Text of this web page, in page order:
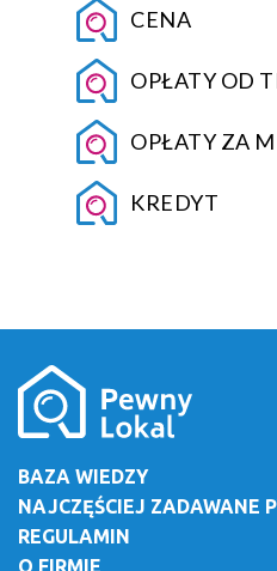
CENA
OPŁATY OD
OPŁATY ZA
KREDYT
BAZA WIEDZY
NAJCZĘŚCIEJ ZADAWANE
REGULAMIN